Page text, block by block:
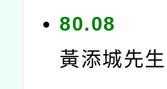
80.08
黃添城先